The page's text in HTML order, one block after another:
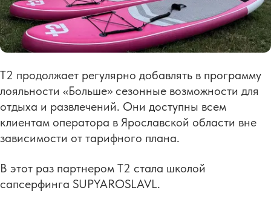
Т2 продолжает регулярно добавлять в программу
лояльности «Больше» сезонные возможности для
отдыха и развлечений. Они доступны всем
клиентам оператора в Ярославской области вне
зависимости от тарифного плана.
В этот раз партнером T2 стала школой
сапсерфинга SUPYAROSLAVL.